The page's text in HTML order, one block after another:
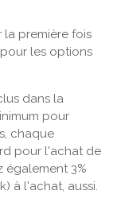
première fois
les options
dans la
pour
chaque
pour l'achat de
également 3%
à l'achat, aussi.